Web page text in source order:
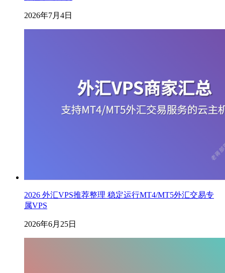
2026年7月4日
2026 外汇VPS推荐整理 稳定运行MT4/MT5外汇交易专
属VPS
2026年6月25日